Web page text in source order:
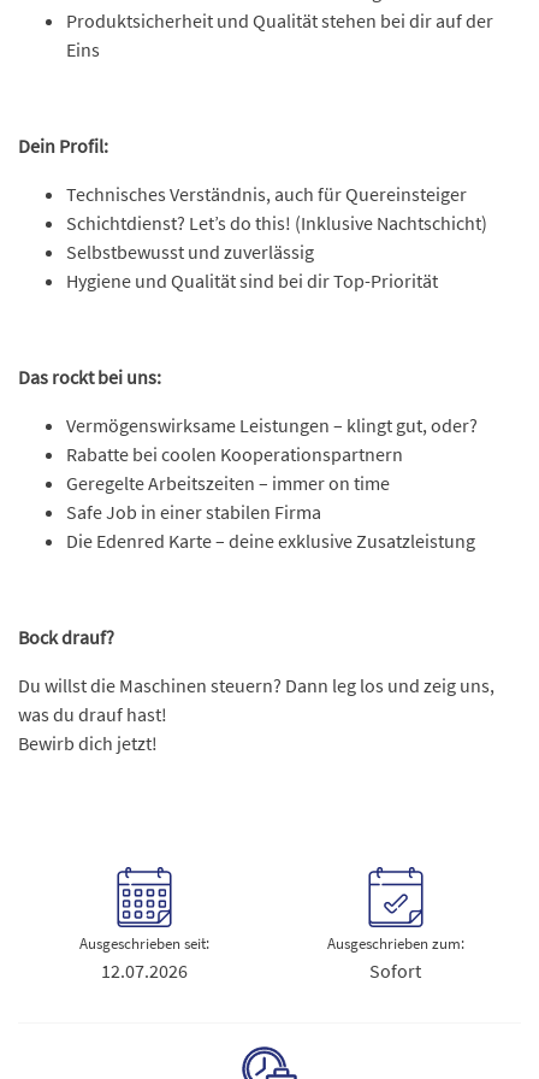
Produktsicherheit und Qualität stehen bei dir auf der
Eins
Dein Profil:
Technisches Verständnis, auch für Quereinsteiger
Schichtdienst? Let’s do this! (Inklusive Nachtschicht)
Selbstbewusst und zuverlässig
Hygiene und Qualität sind bei dir Top-Priorität
Das rockt bei uns:
Vermögenswirksame Leistungen – klingt gut, oder?
Rabatte bei coolen Kooperationspartnern
Geregelte Arbeitszeiten – immer on time
Safe Job in einer stabilen Firma
Die Edenred Karte – deine exklusive Zusatzleistung
Bock drauf?
Du willst die Maschinen steuern? Dann leg los und zeig uns,
was du drauf hast!
Bewirb dich jetzt!
Ausgeschrieben seit:
12.07.2026
Ausgeschrieben zum:
Sofort